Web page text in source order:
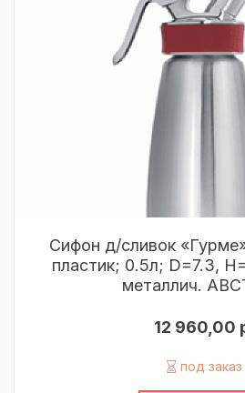
Сифон д/сливок
пластик; 0.5л; D=7.3,
металлич.
12 960,00
под заказ